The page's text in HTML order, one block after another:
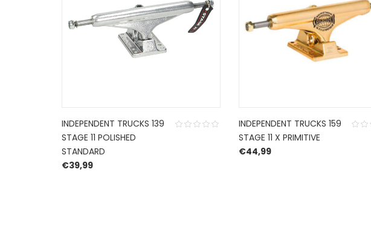
INDEPENDENT TRUCKS 139
STAGE 11 POLISHED
STANDARD
€39,99
INDEPENDENT TRUCKS 159
STAGE 11 X PRIMITIVE
€44,99